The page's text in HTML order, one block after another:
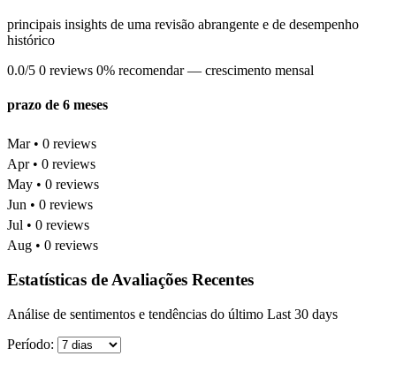
principais insights de uma revisão abrangente e de desempenho
histórico
0.0/5 0 reviews 0% recomendar — crescimento mensal
prazo de 6 meses
Mar • 0 reviews
Apr • 0 reviews
May • 0 reviews
Jun • 0 reviews
Jul • 0 reviews
Aug • 0 reviews
Estatísticas de Avaliações Recentes
Análise de sentimentos e tendências do último Last 30 days
Período: